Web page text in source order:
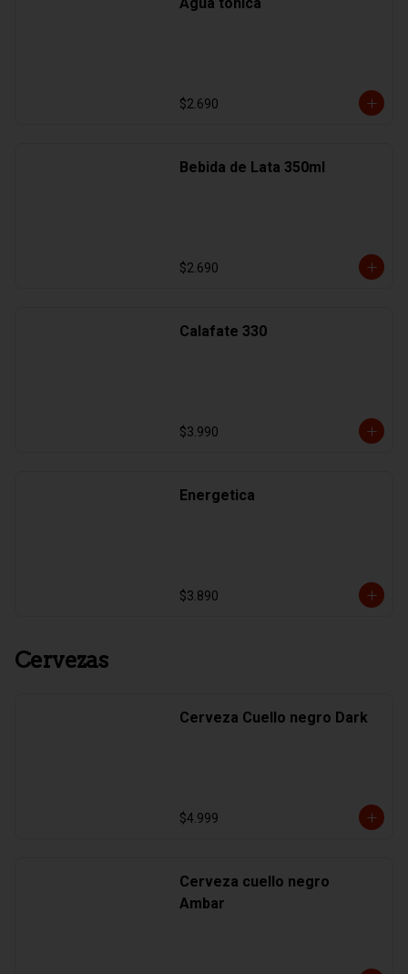
$2.690
Bebida de Lata 350ml
$2.690
Calafate 330
$3.990
Energetica
$3.890
Cervezas
Cerveza Cuello negro Dark
$4.999
Cerveza cuello negro
Ambar